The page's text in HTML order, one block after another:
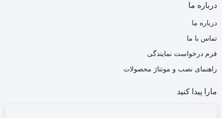
درباره ما
درباره ما
تماس با ما
فرم درخواست نمایندگی
راهنمای نصب و مونتاژ محصولات
مارا پیدا کنید